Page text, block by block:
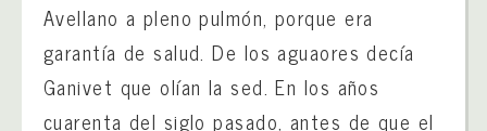
Avellano a pleno pulmón, porque era
garantía de salud. De los aguaores decía
Ganivet que olían la sed. En los años
cuarenta del siglo pasado, antes de que el